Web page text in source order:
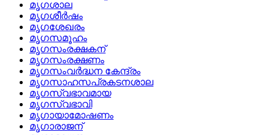
മൃഗശാല
മൃഗശീര്‍ഷം
മൃഗശേഖരം
മൃഗസമൂഹം
മൃഗസംരക്ഷകന്
മൃഗസംരക്ഷണം
മൃഗസംവര്‍ദ്ധന കേന്ദ്രം
മൃഗസാഹസപ്രകടനശാല
മൃഗസ്വഭാവമായ
മൃഗസ്വഭാവി
മൃഗായാമോഷണം
മൃഗാരാജന്